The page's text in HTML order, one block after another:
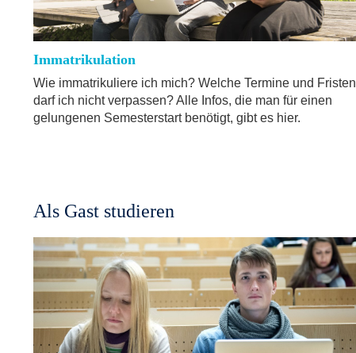
Immatrikulation
Wie immatrikuliere ich mich? Welche Termine und Fristen
darf ich nicht verpassen? Alle Infos, die man für einen
gelungenen Semesterstart benötigt, gibt es hier.
Als Gast studieren